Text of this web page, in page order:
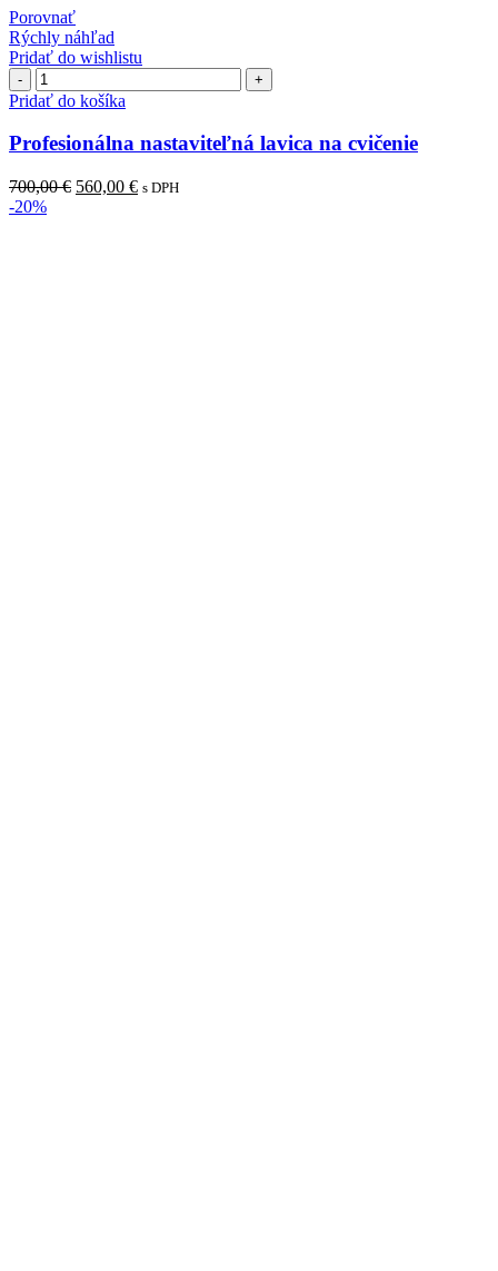
Porovnať
Rýchly náhľad
Pridať do wishlistu
množstvo
Profesionálna
lavica
na
cvičenie
Pridať do košíka
Profesionálna nastaviteľná lavica na cvičenie
700,00€ Pôvodná
560,00 €Aktuálna
s DPH
-20%